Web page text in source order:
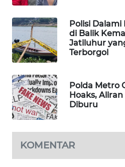
Polisi
di Balik
Jatiluhur
Terborgol
Polda Metro
Hoaks,
Diburu
KOMENTAR
WAHANA
WAHANA
PERSONA
WAHANA
OTOMOTIF
WAHANA
WAHANA
DESA